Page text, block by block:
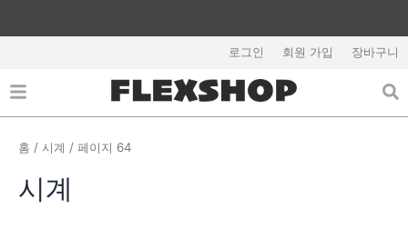
건
너
로그인 회원 가입 장바구니
홈 / 시계 / 페이지 64
시계